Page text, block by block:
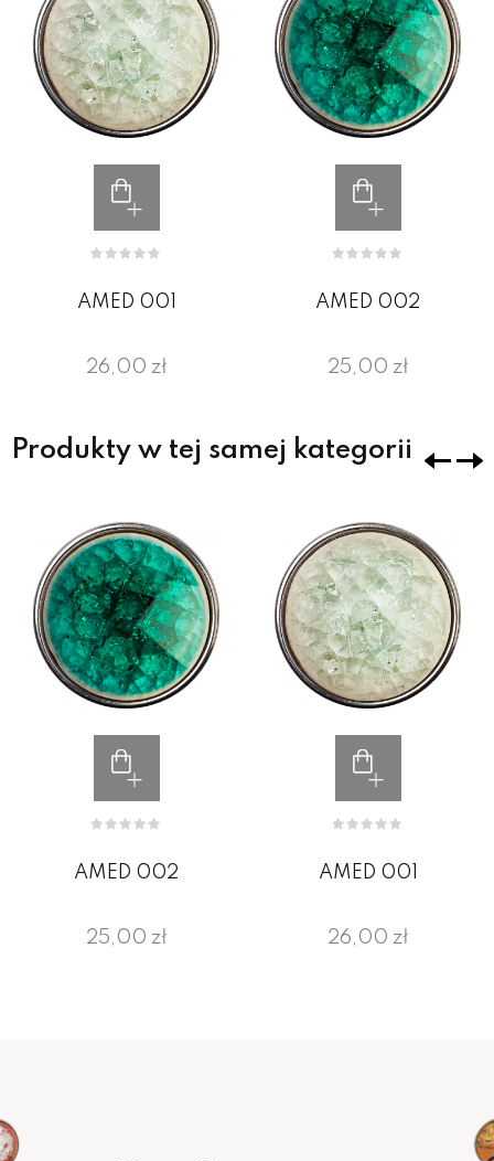
AMED 001
26,00 zł
AMED 002
25,00 zł
Produkty w tej samej kategorii
AMED 002
25,00 zł
AMED 001
26,00 zł